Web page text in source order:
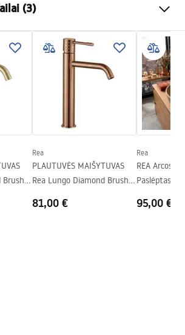
Šlifuotas auksas
Fiksuota
PVD
(3)
Brush
Rea
PLAUTUVĖS MAIŠYTUVAS
Rea Lungo Diamond Brush
81,00 €
Rea
REA Arcos
Paslėptas
95,00 €